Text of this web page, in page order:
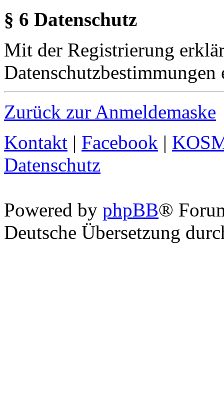
§ 6 Datenschutz
Mit der Registrierung
Datenschutzbestimmungen
Zurück zur Anmeldemaske
Kontakt | Facebook |
Datenschutz
Powered by phpBB®
Deutsche Übersetzung